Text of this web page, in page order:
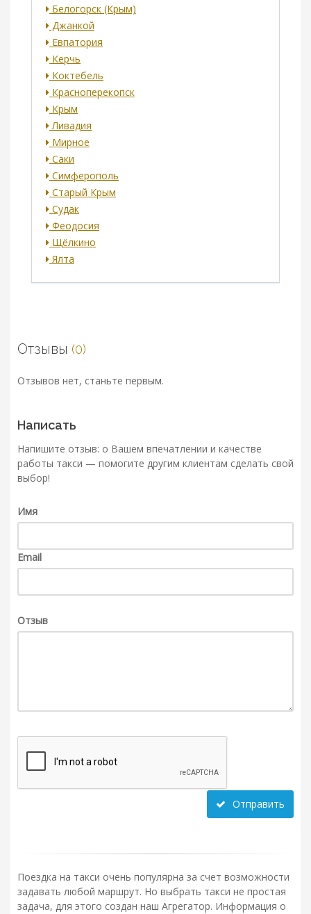
Белогорск (Крым)
Джанкой
Евпатория
Керчь
Коктебель
Красноперекопск
Крым
Ливадия
Мирное
Саки
Симферополь
Старый Крым
Судак
Феодосия
Щёлкино
Ялта
Отзывы (0)
Отзывов нет, станьте первым.
Написать
Напишите отзыв: о Вашем впечатлении и качестве
работы такси — помогите другим клиентам сделать свой
выбор!
Имя
Email
Отзыв
Отправить
Поездка на такси очень популярна за счет возможности
задавать любой маршрут. Но выбрать такси не простая
задача, для этого создан наш Агрегатор. Информация о